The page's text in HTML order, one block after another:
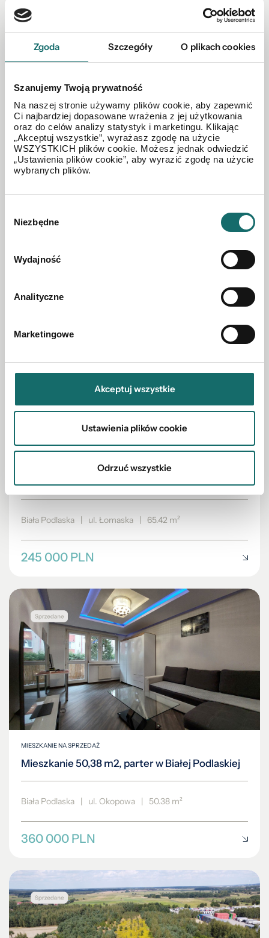
Zgoda Szczegóły O plikach cookies
Szanujemy Twoją prywatność
Na naszej stronie używamy plików cookie, aby zapewnić
Ci najbardziej dopasowane wrażenia z jej użytkowania
oraz do celów analizy statystyk i marketingu. Klikając
„Akceptuj wszystkie”, wyrażasz zgodę na użycie
WSZYSTKICH plików cookie. Możesz jednak odwiedzić
„Ustawienia plików cookie”, aby wyrazić zgodę na użycie
wybranych plików.
zgody
Niezbędne
Wydajność
Analityczne
Marketingowe
Akceptuj wszystkie
Ustawienia plików cookie
Odrzuć wszystkie
DOM NA SPRZEDAŻ
Dom w Polatyczach z dużą działką 2980 m2
369 000 PLN
DOM NA SPRZEDAŻ
Dom jednorodzinny Biała Podlaska - do
sprzedania
Biała Podlaska | ul. Łomaska | 65.42 m²
245 000 PLN
MIESZKANIE NA SPRZEDAŻ
Mieszkanie 50,38 m2, parter w Białej Podlaskiej
Biała Podlaska | ul. Okopowa | 50.38 m²
360 000 PLN